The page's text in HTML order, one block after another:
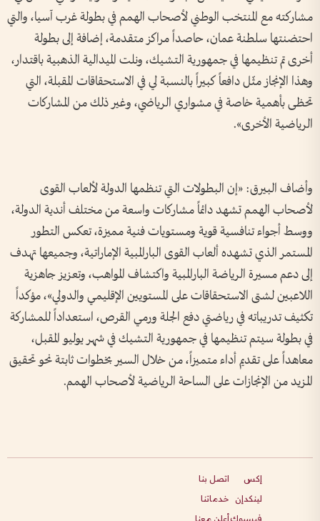
مشاركته مع المنتخب الوطني لأصحاب الهمم في بطولة غرب آسيا، والتي
احتضنتها سلطنة عمان، حاصداً مراكز متقدمة، إضافة إلى بطولة
أخرى تم تنظيمها في جمهورية التشيك، ونلت الميدالية الذهبية باقتدار،
وهذا الإنجاز مثّل دافعاً كبيراً بالنسبة لي في الاستحقاقات المقبلة، التي
تحظى بأهمية خاصة في مشواري الرياضي، وغير ذلك من المشاركات
الرياضية الأخرى».
وأضاف البيرق: «إن البطولات التي تنظمها الدولة لألعاب القوى
لأصحاب الهمم تشهد دائماً مشاركات واسعة من مختلف أندية الدولة،
ووسط أجواء تنافسية قوية ومستويات فنية مميزة، تعكس التطور
المستمر الذي تشهده ألعاب القوى البارالمبية الإماراتية، وجميعها تهدف
إلى دعم مسيرة الرياضة البارالمبية واكتشاف المواهب، وتعزيز جاهزية
اللاعبين لشتى الاستحقاقات على المستويين الإقليمي والدولي»، مؤكداً
تكثيف تدريباته في رياضتي دفع الجلة ورمي القرص، استعداداً للمشاركة
في بطولة سيتم تنظيمها في جمهورية التشيك في شهر يوليو المقبل،
معاهداً على تقديم أداء متميزاً، من خلال السير بخطوات ثابتة نحو تحقيق
المزيد من الإنجازات على الساحة الرياضية لأصحاب الهمم.
إكس
لينكدإن
فيسبوك
اتصل بنا
خدماتنا
أعلن معنا